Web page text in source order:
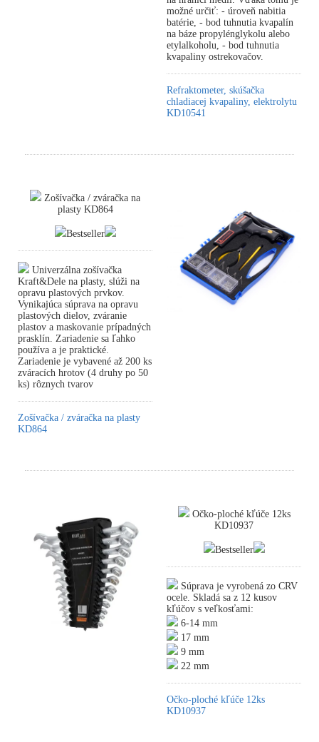
možné určiť: - úroveň nabitia
batérie, - bod tuhnutia kvapalín
na báze propylénglykolu alebo
etylalkoholu, - bod tuhnutia
kvapaliny ostrekovačov.
Refraktometer, skúšačka
chladiacej kvapaliny, elektrolytu
KD10541
Zošívačka / zváračka na
plasty KD864
Bestseller
Univerzálna zošívačka
Kraft&Dele na plasty, slúži na
opravu plastových prvkov.
Vynikajúca súprava na opravu
plastových dielov, zváranie
plastov a maskovanie prípadných
prasklín. Zariadenie sa ľahko
používa a je praktické.
Zariadenie je vybavené až 200 ks
zváracích hrotov (4 druhy po 50
ks) rôznych tvarov
Zošívačka / zváračka na plasty
KD864
Očko-ploché kľúče 12ks
KD10937
Bestseller
Súprava je vyrobená zo CRV
ocele. Skladá sa z 12 kusov
kľúčov s veľkosťami:
6-14 mm
17 mm
9 mm
22 mm
Očko-ploché kľúče 12ks
KD10937